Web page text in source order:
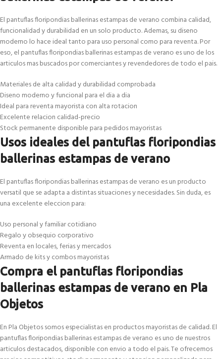
El pantuflas floripondias ballerinas estampas de verano combina calidad,
funcionalidad y durabilidad en un solo producto. Ademas, su diseno
moderno lo hace ideal tanto para uso personal como para reventa. Por
eso, el pantuflas floripondias ballerinas estampas de verano es uno de los
articulos mas buscados por comerciantes y revendedores de todo el pais.
Materiales de alta calidad y durabilidad comprobada
Diseno moderno y funcional para el dia a dia
Ideal para reventa mayorista con alta rotacion
Excelente relacion calidad-precio
Stock permanente disponible para pedidos mayoristas
Usos ideales del pantuflas floripondias
ballerinas estampas de verano
El pantuflas floripondias ballerinas estampas de verano es un producto
versatil que se adapta a distintas situaciones y necesidades. Sin duda, es
una excelente eleccion para:
Uso personal y familiar cotidiano
Regalo y obsequio corporativo
Reventa en locales, ferias y mercados
Armado de kits y combos mayoristas
Compra el pantuflas floripondias
ballerinas estampas de verano en Pla
Objetos
En Pla Objetos somos especialistas en productos mayoristas de calidad. El
pantuflas floripondias ballerinas estampas de verano es uno de nuestros
articulos destacados, disponible con envio a todo el pais. Te ofrecemos